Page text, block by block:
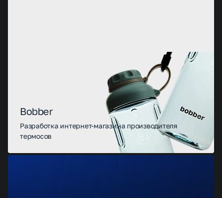
Bobber
Разработка интернет-магазина производителя
термосов